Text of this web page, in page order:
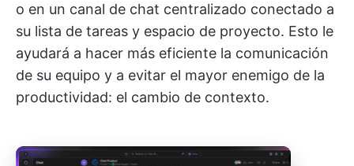
o en un canal de chat centralizado conectado a
su lista de tareas y espacio de proyecto. Esto le
ayudará a hacer más eficiente la comunicación
de su equipo y a evitar el mayor enemigo de la
productividad: el cambio de contexto.